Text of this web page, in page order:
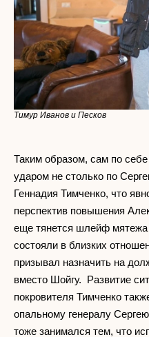
Тимур Иванов и Песков
Таким образом, сам по
ударом не столько по
Геннадия Тимченко, что
перспектив повышения
еще тянется шлейф
состояли в близких
призывал назначить на
вместо Шойгу. Развитие
покровителя Тимченко
опальному генералу
тоже занимался тем, что